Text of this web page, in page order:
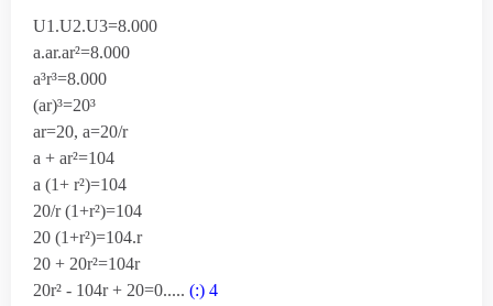
U1 .U2.U3=8.000
a.ar.ar²=8.000
a³r³=8.000
(ar)³=20³
ar=20, a=20/r
a + ar²=104
a (1+ r²)=104
20/r (1+r²)=104
20 (1+r²)=104.r
20 + 20r²=104r
20r² - 104r + 20=0..... (:) 4